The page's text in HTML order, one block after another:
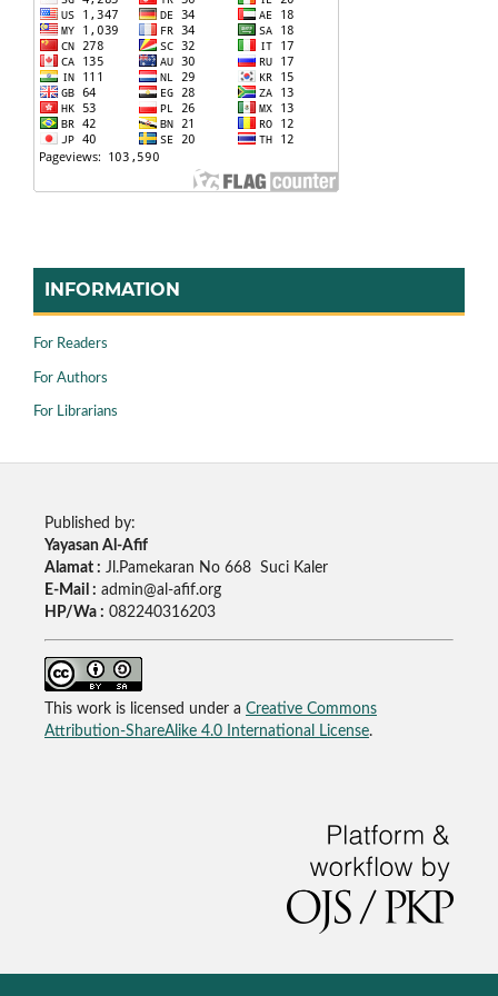
INFORMATION
For Readers
For Authors
For Librarians
Published by:
Yayasan Al-Afif
Alamat : Jl.Pamekaran No 668 Suci Kaler
E-Mail : admin@al-afif.org
HP/Wa : 082240316203
This work is licensed under a Creative Commons
Attribution-ShareAlike 4.0 International License.